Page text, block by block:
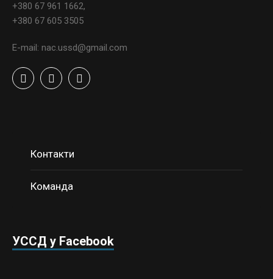
+380 67 961 1662,
+380 67 605 3505
E-mail: nac.ussd@gmail.com
Контакти
Команда
УССД у Facebook